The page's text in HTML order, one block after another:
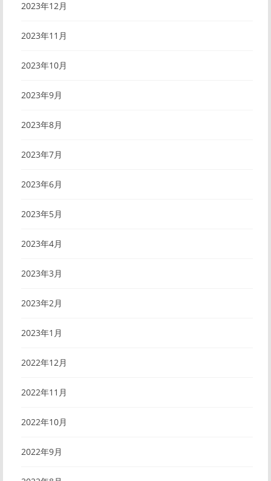
2023年12月
2023年11月
2023年10月
2023年9月
2023年8月
2023年7月
2023年6月
2023年5月
2023年4月
2023年3月
2023年2月
2023年1月
2022年12月
2022年11月
2022年10月
2022年9月